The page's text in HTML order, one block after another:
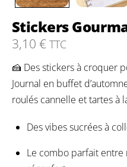
Stickers
3,10 € TTC
🍰 Des stickers à croquer
Journal en buffet
roulés cannelle et tartes à
Des vibes sucrées à
Le combo parfait